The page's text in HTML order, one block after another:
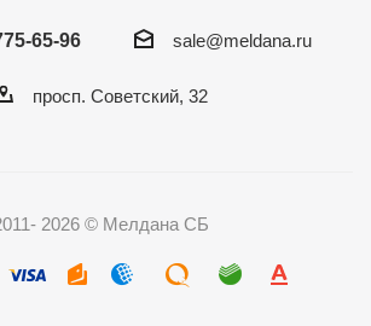
65-96 sale@meldana.ru
просп. Советский, 32
2026 © Мелдана СБ